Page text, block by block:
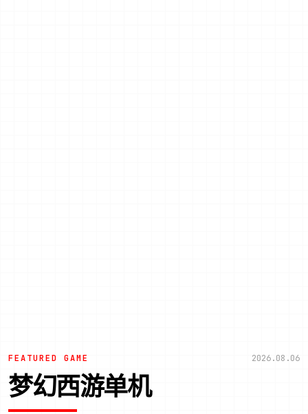
FEATURED GAME 2026.08.06
梦幻西游单机